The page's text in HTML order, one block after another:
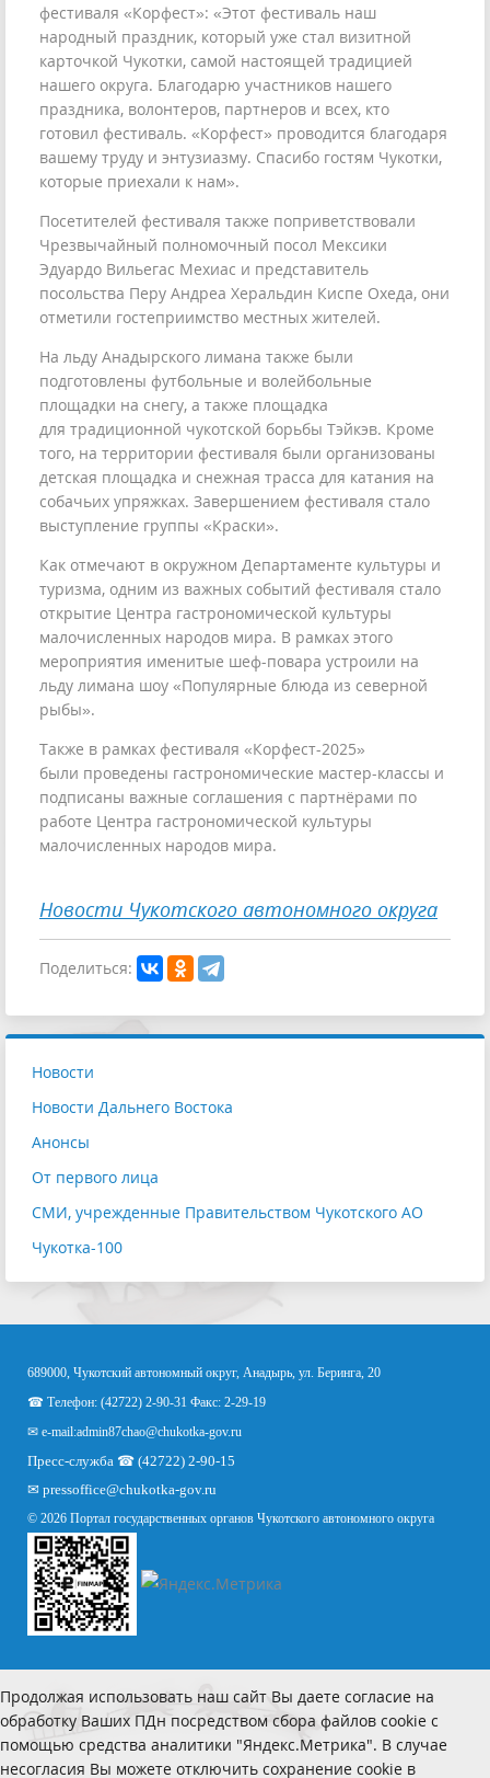
фестиваля «Корфест»: «Этот фестиваль наш
народный праздник, который уже стал визитной
карточкой Чукотки, самой настоящей традицией
нашего округа. Благодарю участников нашего
праздника, волонтеров, партнеров и всех, кто
готовил фестиваль. «Корфест» проводится благодаря
вашему труду и энтузиазму. Спасибо гостям Чукотки,
которые приехали к нам».
Посетителей фестиваля также поприветствовали
Чрезвычайный полномочный посол Мексики
Эдуардо Вильегас Мехиас и представитель
посольства Перу Андреа Херальдин Киспе Охеда, они
отметили гостеприимство местных жителей.
На льду Анадырского лимана также были
подготовлены футбольные и волейбольные
площадки на снегу, а также площадка
для традиционной чукотской борьбы Тэйкэв. Кроме
того, на территории фестиваля были организованы
детская площадка и снежная трасса для катания на
собачьих упряжках. Завершением фестиваля стало
выступление группы «Краски».
Как отмечают в окружном Департаменте культуры и
туризма, одним из важных событий фестиваля стало
открытие Центра гастрономической культуры
малочисленных народов мира. В рамках этого
мероприятия именитые шеф-повара устроили на
льду лимана шоу «Популярные блюда из северной
рыбы».
Также в рамках фестиваля «Корфест-2025»
были проведены гастрономические мастер-классы и
подписаны важные соглашения с партнёрами по
работе Центра гастрономической культуры
малочисленных народов мира.
Новости Чукотского автономного округа
Поделиться:
Новости
Новости Дальнего Востока
Анонсы
От первого лица
СМИ, учрежденные Правительством Чукотского АО
Чукотка-100
689000, Чукотский автономный округ, Анадырь, ул. Беринга, 20
☎ Телефон: (42722) 2-90-31 Факс: 2-29-19
✉ e-mail:admin87chao@chukotka-gov.ru
Пресс-служба ☎ (42722) 2-90-15
✉ pressoffice@chukotka-gov.ru
© 2026 Портал государственных органов Чукотского автономного округа
Продолжая использовать наш сайт Вы даете согласие на
обработку Ваших ПДн посредством сбора файлов cookie с
помощью средства аналитики "Яндекс.Метрика". В случае
несогласия Вы можете отключить сохранение cookie в